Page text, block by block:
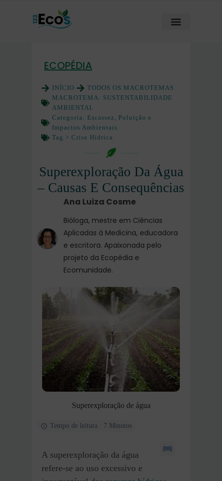
ECOPÉDIA
INÍCIO
TODOS OS MACROTEMAS
MACROTEMA: SUSTENTABILIDADE
AMBIENTAL
Categoria: Escassez, Poluição e
Impactos Ambientais
Tag > Crise Hídrica
Superexploração Da Água
– Causas E Consequências
Ana Luiza Cosme
Bióloga, mestre em Ciências
Aplicadas à Medicina, educadora
e escritora. Apaixonada pelo
projeto da Ecopédia e
Ecomunidade.
Superexploração de água
Tempo de leitura : 7 Minutos
A superexploração da água
refere-se ao uso excessivo e